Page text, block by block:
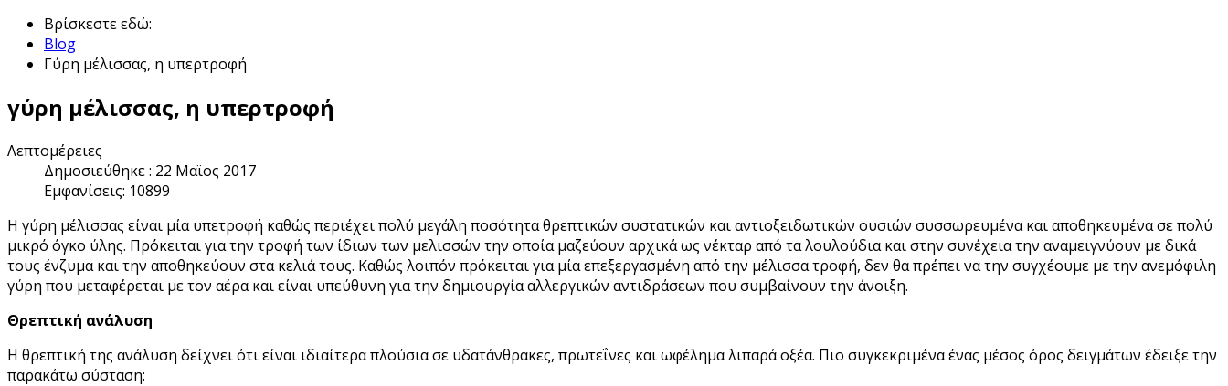
Βρίσκεστε εδώ:
Blog
Γύρη μέλισσας, η υπερτροφή
γύρη μέλισσας, η υπερτροφή
Λεπτομέρειες
Δημοσιεύθηκε : 22 Μαϊος 2017
Εμφανίσεις: 10899
Η γύρη μέλισσας είναι μία υπετροφή καθώς περιέχει πολύ μεγάλη ποσότητα θρεπτικών συστατικών και αντιοξειδωτικών ουσιών συσσωρευμένα και αποθηκευμένα σε πολύ
μικρό όγκο ύλης. Πρόκειται για την τροφή των ίδιων των μελισσών την οποία μαζεύουν αρχικά ως νέκταρ από τα λουλούδια και στην συνέχεια την αναμειγνύουν με δικά
τους ένζυμα και την αποθηκεύουν στα κελιά τους. Καθώς λοιπόν πρόκειται για μία επεξεργασμένη από την μέλισσα τροφή, δεν θα πρέπει να την συγχέουμε με την ανεμόφιλη
γύρη που μεταφέρεται με τον αέρα και είναι υπεύθυνη για την δημιουργία αλλεργικών αντιδράσεων που συμβαίνουν την άνοιξη.
Θρεπτική ανάλυση
Η θρεπτική της ανάλυση δείχνει ότι είναι ιδιαίτερα πλούσια σε υδατάνθρακες, πρωτεΐνες και ωφέλημα λιπαρά οξέα. Πιο συγκεκριμένα ένας μέσος όρος δειγμάτων έδειξε την
παρακάτω σύσταση: